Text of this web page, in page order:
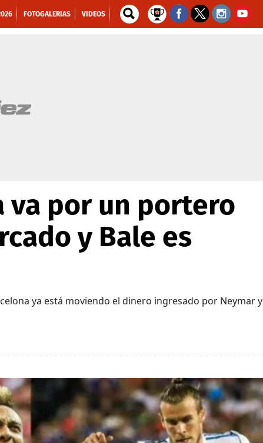
FOTOGALERIAS VIDEOS
va por un portero
y Bale es
ya está moviendo el dinero ingresado por Neymar y